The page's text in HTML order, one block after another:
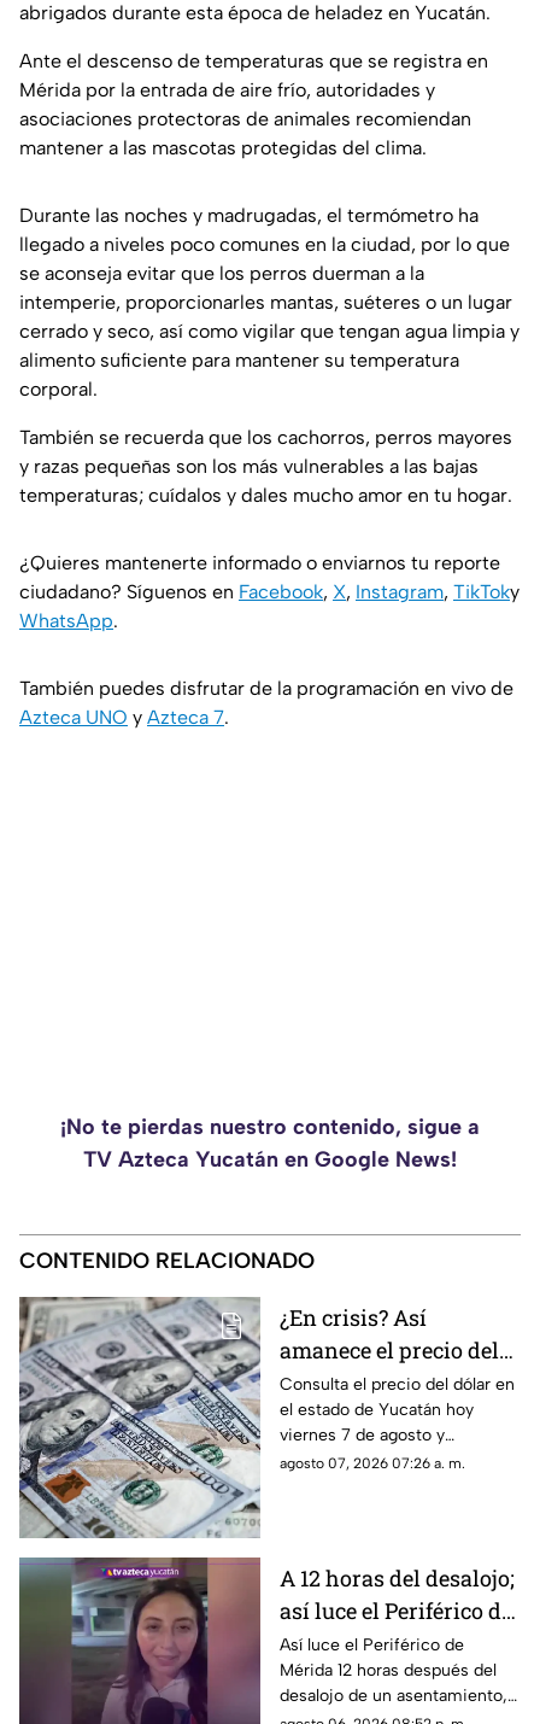
abrigados durante esta época de heladez en Yucatán.
Ante el descenso de temperaturas que se registra en
Mérida por la entrada de aire frío, autoridades y
asociaciones protectoras de animales recomiendan
mantener a las mascotas protegidas del clima.
Durante las noches y madrugadas, el termómetro ha
llegado a niveles poco comunes en la ciudad, por lo que
se aconseja evitar que los perros duerman a la
intemperie, proporcionarles mantas, suéteres o un lugar
cerrado y seco, así como vigilar que tengan agua limpia y
alimento suficiente para mantener su temperatura
corporal.
También se recuerda que los cachorros, perros mayores
y razas pequeñas son los más vulnerables a las bajas
temperaturas; cuídalos y dales mucho amor en tu hogar.
¿Quieres mantenerte informado o enviarnos tu reporte
ciudadano? Síguenos en Facebook, X, Instagram, TikToky
WhatsApp.
También puedes disfrutar de la programación en vivo de
Azteca UNO y Azteca 7.
¡No te pierdas nuestro contenido, sigue a
TV Azteca Yucatán en Google News!
CONTENIDO RELACIONADO
¿En crisis? Así
amanece el precio del
dólar HOY, viernes 7 de
agosto en Yucatán
Consulta el precio del dólar en
el estado de Yucatán hoy
viernes 7 de agosto y
descubre si conviene cambiar
agosto 07, 2026 07:26 a. m.
A 12 horas del desalojo;
así luce el Periférico de
Mérida tras bloqueo y
protestas de
manifestantes
Así luce el Periférico de
Mérida 12 horas después del
desalojo de un asentamiento,